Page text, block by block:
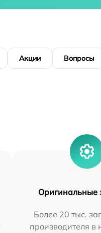
Акции Вопросы
Оригинальные
Более 20 тыс.
производителя в